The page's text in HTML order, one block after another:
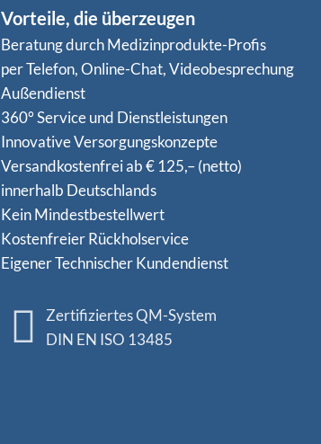
Vorteile, die überzeugen
Beratung durch Medizinprodukte-Profis
per Telefon, Online-Chat, Videobesprechung
Außendienst
360° Service und Dienstleistungen
Innovative Versorgungskonzepte
Versandkostenfrei ab € 125,– (netto)
innerhalb Deutschlands
Kein Mindestbestellwert
Kostenfreier Rückholservice
Eigener Technischer Kundendienst
Zertifiziertes QM-System
DIN EN ISO 13485